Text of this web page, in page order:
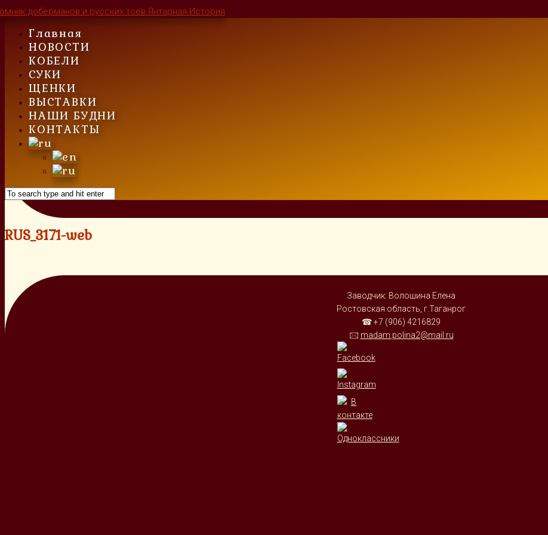
Skip
contentГлавная
НОВОСТИ
КОБЕЛИ
СУКИ
ЩЕНКИ
ВЫСТАВКИ
НАШИ БУДНИ
КОНТАКТЫ
RUS_3171-web
Заводчик: Волошина Елена
Ростовская область, г.Таганрог
☎ +7 (906) 4216829
🖂 madam.polina2@mail.ru